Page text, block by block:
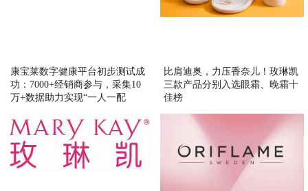
康宝莱数字健康平台初步测试成
功：7000+经销商参与，采集10
万+数据助力实现“一人一配
比肩迪奥，力压香奈儿！玫琳凯
三款产品分别入选眼霜、晚霜十
佳榜